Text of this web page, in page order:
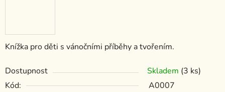
Knížka pro děti s vánočními příběhy a tvořením.
Dostupnost Skladem (3 ks)
Kód:
A0007